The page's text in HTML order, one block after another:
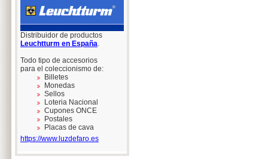
Distribuidor de productos
Leuchtturm en España.
Todo tipo de accesorios
para el coleccionismo de:
Billetes
Monedas
Sellos
Loteria Nacional
Cupones ONCE
Postales
Placas de cava
https://www.luzdefaro.es